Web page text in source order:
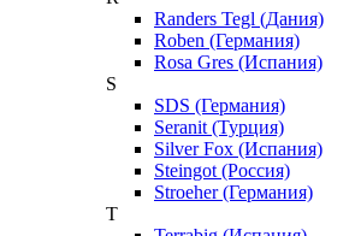
Randers Tegl (Дания)
Roben (Германия)
Rosa Gres (Испания)
S
SDS (Германия)
Seranit (Турция)
Silver Fox (Испания)
Steingot (Россия)
Stroeher (Германия)
T